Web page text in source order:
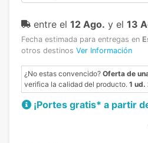
entre el 12 Ago. y el 13
Fecha estimada para entregas en
otros destinos Ver Información
¿No estas convencido? Oferta de
verifica la calidad del producto. 1
¡Portes gratis* a partir